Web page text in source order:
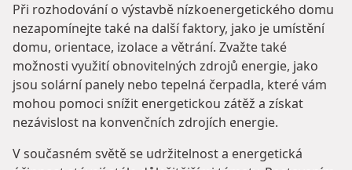
Při rozhodování o výstavbě nízkoenergetického domu
nezapomínejte také na další faktory, jako je umístění
domu, orientace, izolace a větrání. Zvažte také
možnosti využití obnovitelných zdrojů energie, jako
jsou solární panely nebo tepelná čerpadla, které vám
mohou pomoci snížit energetickou zátěž a získat
nezávislost na konvenčních zdrojích energie.
V současném světě se udržitelnost a energetická